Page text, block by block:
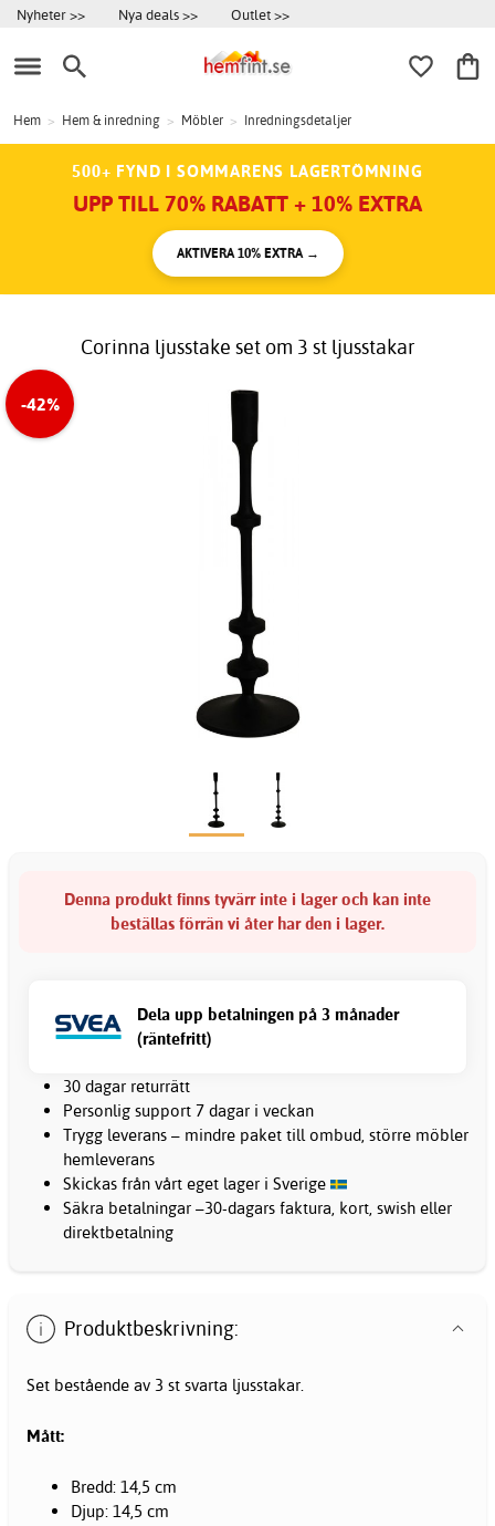
Nyheter >> Nya deals >> Outlet >>
Hem > Hem & inredning > Möbler > Inredningsdetaljer
500+ FYND I SOMMARENS LAGERTÖMNING
UPP TILL 70% RABATT + 10% EXTRA
AKTIVERA 10% EXTRA →
Corinna ljusstake set om 3 st ljusstakar
-42%
Denna produkt finns tyvärr inte i lager och kan inte
beställas förrän vi åter har den i lager.
Dela upp betalningen på 3 månader
(räntefritt)
30 dagar returrätt
Personlig support 7 dagar i veckan
Trygg leverans – mindre paket till ombud, större möbler
hemleverans
Skickas från vårt eget lager i Sverige
Säkra betalningar –30-dagars faktura, kort, swish eller
direktbetalning
Produktbeskrivning:
Set bestående av 3 st svarta ljusstakar.
Mått:
Bredd: 14,5 cm
Djup: 14,5 cm